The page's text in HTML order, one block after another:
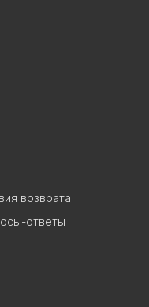
возврата
ответы